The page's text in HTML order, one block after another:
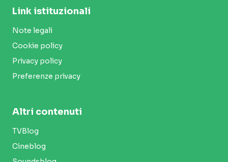
Link istituzionali
Note legali
Cookie policy
Privacy policy
Preferenze privacy
Altri contenuti
TVBlog
Cineblog